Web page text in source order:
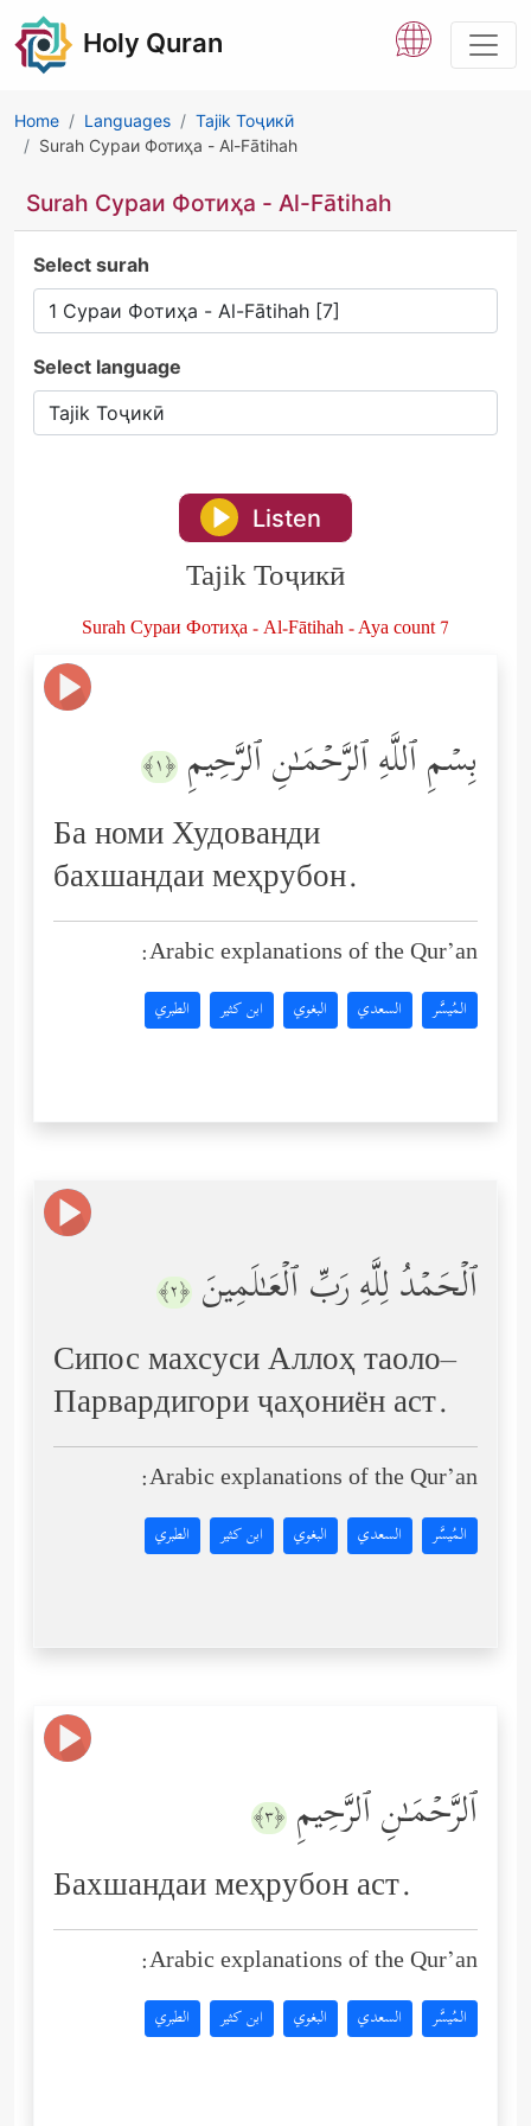
Holy Quran
Home Languages
Tajik Тоҷикӣ
Surah Сураи Фотиҳа - Al-Fātihah
Surah Сураи Фотиҳа - Al-Fātihah
Select surah
Select language
Listen
Tajik Тоҷикӣ
Surah Сураи Фотиҳа - Al-Fātihah - Aya count 7
بِسۡمِ ٱللَّهِ ٱلرَّحۡمَـٰنِ ٱلرَّحِیمِ ﴿١﴾
Ба номи Худованди
бахшандаи меҳрубон.
Arabic explanations of the Qur’an:
المُيسَّر السعدي البغوي ابن كثير الطبري
ٱلۡحَمۡدُ لِلَّهِ رَبِّ ٱلۡعَـٰلَمِینَ ﴿٢﴾
Сипос махсуси Аллоҳ таоло–
Парвардигори ҷаҳониён аст.
Arabic explanations of the Qur’an:
المُيسَّر السعدي البغوي ابن كثير الطبري
ٱلرَّحۡمَـٰنِ ٱلرَّحِیمِ ﴿٣﴾
Бахшандаи меҳрубон аст.
Arabic explanations of the Qur’an:
المُيسَّر السعدي البغوي ابن كثير الطبري